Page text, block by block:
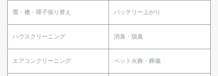
畳・襖・障子張り替え バッテリー上がり
ハウスクリーニング 消臭・脱臭
エアコンクリーニング ペット火葬・葬儀